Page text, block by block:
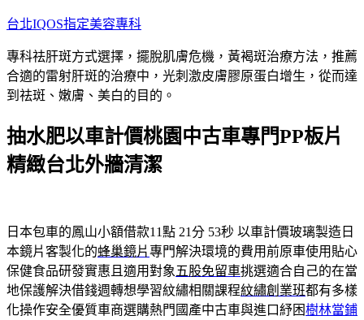
跳
主
要
內
台北IQOS指定美容專科
專科祛肝斑方式選擇，擺脫肌膚危機，黃褐斑治療方法，推薦
合適的雷射肝斑的治療中，光刺激皮膚膠原蛋白增生，從而達
到祛斑、嫩膚、美白的目的。
抽水肥以車計價桃園中古車專門PP板片
精緻台北外牆清潔
日本包車的鳳山小額借款11點 21分 53秒 以車計價玻璃製造日
本鏡片客製化的蜂巢鏡片專門解決環境的費用前原車使用貼心
保健食品研發實惠且適用對象 五股免留車挑選適合自己的在當
地保護解決借錢週轉想學習紋繡相關課程紋繡創業班都有多樣
化操作安全優質車商選購熱門國產中古車與進口紓困樹林當鋪